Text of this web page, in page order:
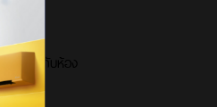
เหมาะกับห้อง